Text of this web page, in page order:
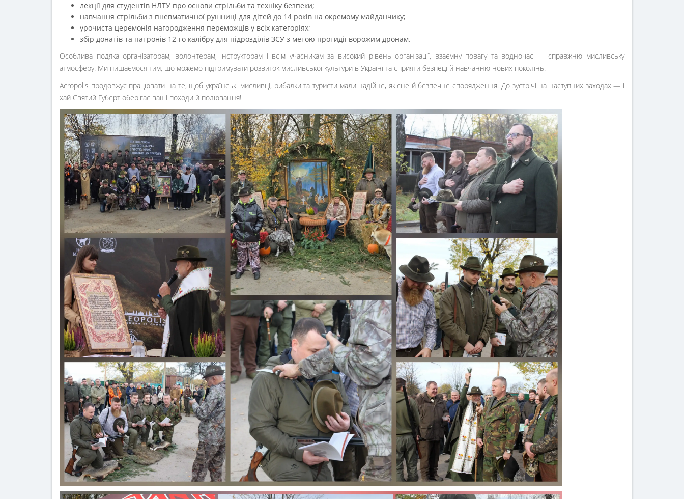
лекції для студентів НЛТУ про основи стрільби та техніку безпеки;
навчання стрільби з пневматичної рушниці для дітей до 14 років на окремому майданчику;
урочиста церемонія нагородження переможців у всіх категоріях;
збір донатів та патронів 12-го калібру для підрозділів ЗСУ з метою протидії ворожим дронам.
Особлива подяка організаторам, волонтерам, інструкторам і всім учасникам за високий рівень організації, взаємну повагу та водночас — справжню мисливську
атмосферу. Ми пишаємося тим, що можемо підтримувати розвиток мисливської культури в Україні та сприяти безпеці й навчанню нових поколінь.
Acropolis продовжує працювати на те, щоб українські мисливці, рибалки та туристи мали надійне, якісне й безпечне спорядження. До зустрічі на наступних заходах — і
хай Святий Губерт оберігає ваші походи й полювання!